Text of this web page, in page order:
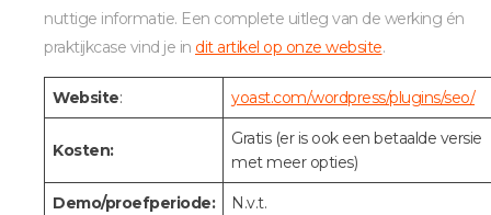
nuttige informatie. Een complete uitleg van de werking én
praktijkcase vind je in dit artikel op onze website.
Website: yoast.com/wordpress/plugins/seo/
Kosten:
Gratis (er is ook een betaalde versie
met meer opties)
Demo/proefperiode: N.v.t.